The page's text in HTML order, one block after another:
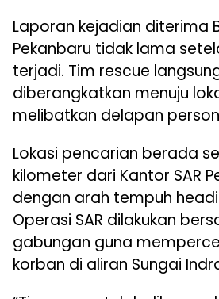
Laporan kejadian diterima
Pekanbaru tidak lama
terjadi. Tim rescue
diberangkatkan menuju
melibatkan delapan
Lokasi pencarian berada
kilometer dari Kantor SAR
dengan arah tempuh
Operasi SAR dilakukan
gabungan guna
korban di aliran Sungai